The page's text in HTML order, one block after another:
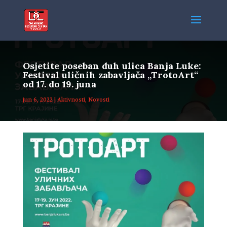
Osjetite poseban duh ulica Banja Luke:
Festival uličnih zabavljača „TrotoArt“
od 17. do 19. juna
jun 6, 2022| Aktivnosti, Novosti